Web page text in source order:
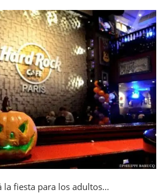
la fiesta para los adultos…